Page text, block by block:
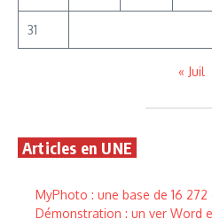
31
« Juil
Articles en UNE
MyPhoto : une base de 16
Démonstration : un ver Word